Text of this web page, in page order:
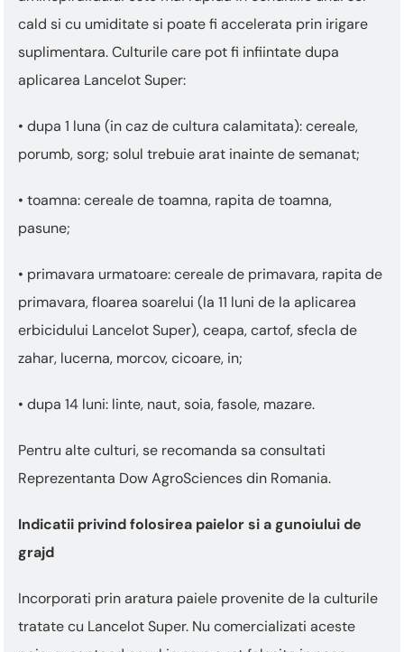
cald si cu umiditate si poate fi accelerata prin irigare
suplimentara. Culturile care pot fi infiintate dupa
aplicarea Lancelot Super:
• dupa 1 luna (in caz de cultura calamitata): cereale,
porumb, sorg; solul trebuie arat inainte de semanat;
• toamna: cereale de toamna, rapita de toamna,
pasune;
• primavara urmatoare: cereale de primavara, rapita de
primavara, floarea soarelui (la 11 luni de la aplicarea
erbicidului Lancelot Super), ceapa, cartof, sfecla de
zahar, lucerna, morcov, cicoare, in;
• dupa 14 luni: linte, naut, soia, fasole, mazare.
Pentru alte culturi, se recomanda sa consultati
Reprezentanta Dow AgroSciences din Romania.
Indicatii privind folosirea paielor si a gunoiului de
grajd
Incorporati prin aratura paiele provenite de la culturile
tratate cu Lancelot Super. Nu comercializati aceste